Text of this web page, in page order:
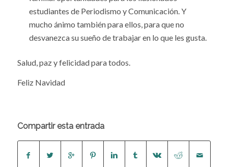
estudiantes de Periodismo y Comunicación. Y
mucho ánimo también para ellos, para que no
desvanezca su sueño de trabajar en lo que les gusta.
Salud, paz y felicidad para todos.
Feliz Navidad
Compartir esta entrada